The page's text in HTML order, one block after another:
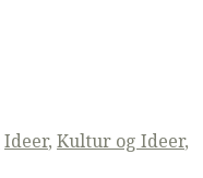
Ideer, Kultur og Ideer,